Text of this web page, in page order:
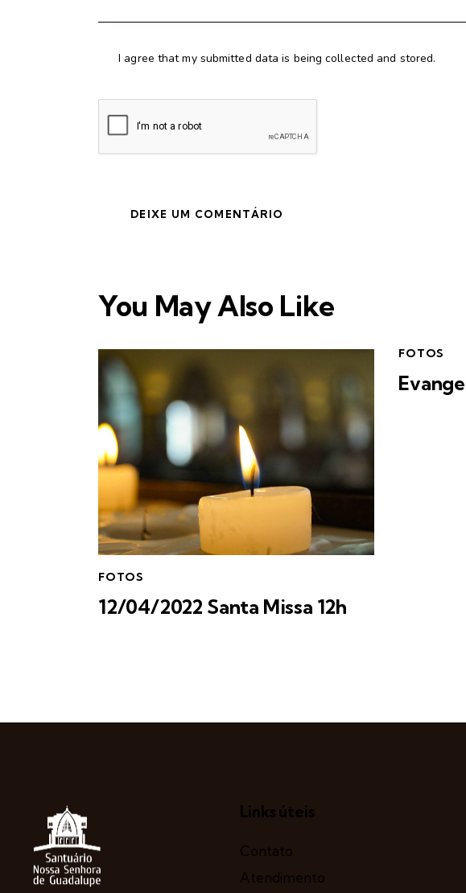
I agree that my submitted data is being collected and stored.
You May Also Like
FOTOS
12/04/2022 Santa Missa 12h
FOTOS
Links úteis
Contato
Atendimento